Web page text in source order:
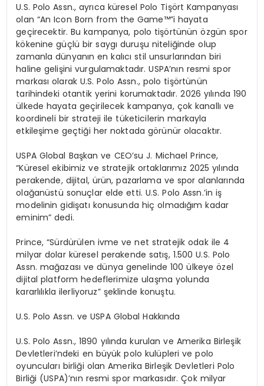
U.S. Polo Assn., ayrıca küresel Polo Tişört Kampanyası
olan “An Icon Born from the Game™”i hayata
geçirecektir. Bu kampanya, polo tişörtününözgün spor
kökenine güçlü bir saygıduruşu niteliğinde olup
zamanla dünyanın en kalıcıstil unsurlarından biri
haline gelişini vurgulamaktadır. USPA’nın resmi spor
markasıolarak U.S. Polo Assn., polo tişörtünün
tarihindeki otantik yerini korumaktadır. 2026 yılında 190
ülkede hayata geçirilecek kampanya, çok kanallı ve
koordineli bir strateji ile tüketicilerin markayla
etkileşime geçtiği her noktada görünür olacaktır.
USPA Global Başkan ve CEO’su J. Michael Prince,
“Küresel ekibimiz ve stratejik ortaklarımız 2025 yılında
perakende, dijital, ürün, pazarlama ve spor alanlarında
olağanüstü sonuçlar elde etti. U.S. Polo Assn.’in iş
modelinin gidişatı konusunda hiçolmadığım kadar
eminim” dedi.
Prince, “Sürdürülen ivme ve net stratejik odak ile 4
milyar dolar küresel perakende satış, 1.500 U.S. Polo
Assn. mağazası ve dünya genelinde 100ülkeyeözel
dijital platform hedeflerimize ulaşma yolunda
kararlılıkla ilerliyoruz” şeklinde konuştu.
U.S. Polo Assn. ve USPA Global Hakkında
U.S. Polo Assn., 1890 yılında kurulan ve Amerika Birleşik
Devletleri’ndeki en büyük polo kulüpleri ve polo
oyuncuları birliği olanAmerika Birleşik Devletleri Polo
Birliği (USPA)’nın resmi spor markasıdır.Çok milyar